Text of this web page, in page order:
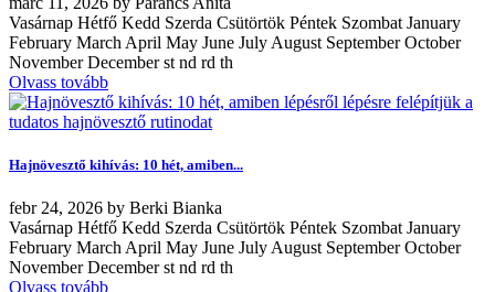
Vasárnap Hétfő Kedd Szerda Csütörtök Péntek Szombat January
February March April May June July August September October
November December st nd rd th
Olvass tovább
Hajnövesztő kihívás: 10 hét, amiben...
febr 24, 2026 by Berki Bianka
Vasárnap Hétfő Kedd Szerda Csütörtök Péntek Szombat January
February March April May June July August September October
November December st nd rd th
Olvass tovább